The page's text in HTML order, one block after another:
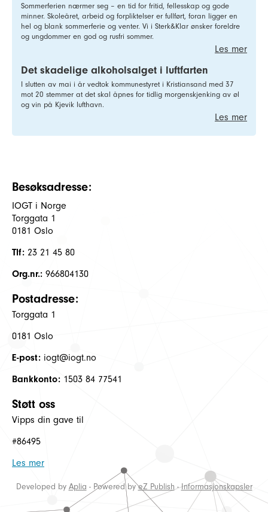
Sommerferien nærmer seg – en tid for fritid, fellesskap og gode
minner. Skoleåret, arbeid og forpliktelser er fullført, foran ligger en
hel og blank sommerferie og venter. Vi i Sterk&Klar ønsker foreldre
og ungdommer en god og rusfri sommer.
Les mer
Det skadelige alkoholsalget i luftfarten
I slutten av mai i år vedtok kommunestyret i Kristiansand med 37
mot 20 stemmer at det skal åpnes for tidlig morgenskjenking av øl
og vin på Kjevik lufthavn.
Les mer
Besøksadresse:
IOGT i Norge
Torggata 1
0181 Oslo
Tlf: 23 21 45 80
Org.nr.: 966804130
Postadresse:
Torggata 1
0181 Oslo
E-post: iogt@iogt.no
Bankkonto: 1503 84 77541
Støtt oss
Vipps din gave til
#86495
Les mer
Developed by Aplia - Powered byeZ Publish-Informasjonskapsler